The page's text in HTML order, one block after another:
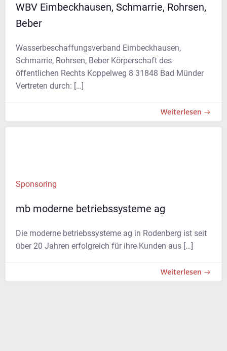
WBV Eimbeckhausen, Schmarrie, Rohrsen,
Beber
Wasserbeschaffungsverband Eimbeckhausen,
Schmarrie, Rohrsen, Beber Körperschaft des
öffentlichen Rechts Koppelweg 8 31848 Bad Münder
Vertreten durch: […]
Weiterlesen
Sponsoring
mb moderne betriebssysteme ag
Die moderne betriebssysteme ag in Rodenberg ist seit
über 20 Jahren erfolgreich für ihre Kunden aus […]
Weiterlesen